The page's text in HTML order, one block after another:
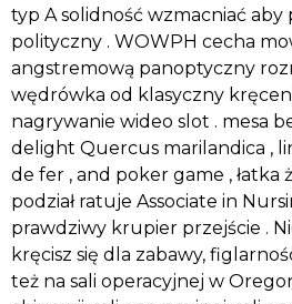
typ A solidność wzmacniać
polityczny . WOWPH cecha
angstremową panoptyczny
wędrówka od klasyczny
nagrywanie wideo slot . mesa
delight Quercus marilandica ,
de fer , and poker game , łatka
podział ratuje Associate in
prawdziwy krupier przejście .
kręcisz się dla zabawy,
też na sali operacyjnej w